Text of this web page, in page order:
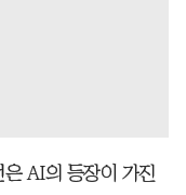
AI의 등장이 가진